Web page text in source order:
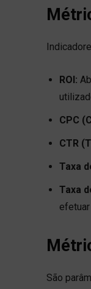
ROI:
CPC
CTR
Taxa
Taxa
São